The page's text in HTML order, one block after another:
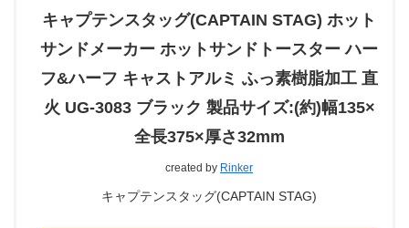
キャプテンスタッグ(CAPTAIN STAG) ホット
サンドメーカー ホットサンドトースター ハー
フ&ハーフ キャストアルミ ふっ素樹脂加工 直
火 UG-3083 ブラック 製品サイズ:(約)幅135×
全長375×厚さ32mm
created by Rinker
キャプテンスタッグ(CAPTAIN STAG)